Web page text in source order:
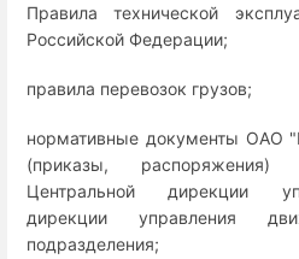
Правила технической
Российской Федерации;
правила перевозок грузов;
нормативные документы ОАО
(приказы,
Центральной дирекции
дирекции управления
подразделения;